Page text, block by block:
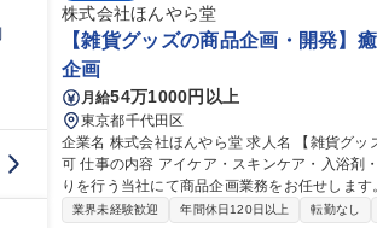
株式会社ほんやら堂
【雑貨グッズの商品企画・開発】
企画
月給54万1000円以上
東京都千代田区
企業名 株式会社ほんやら堂 求人名 【雑貨グッズの商品企画・開発】癒しグッズ雑貨などの商品企画/裁量権/在宅
可 仕事の内容 アイケア・スキンケア・入浴剤・ほぐしアイテムなどのリラクゼーション商品の企画・販売・卸売
りを行う当社にて商品企画業務をお任せします。 1シーズン100～150程度の商品をリリース。現在、4名の
模組織のため、細かい分業はなく、商品企画
業界未経験歓迎 年間休日120日以上 転勤なし